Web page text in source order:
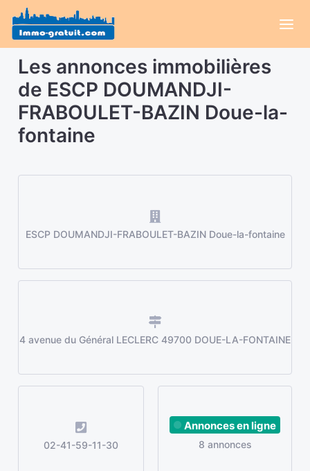
Les annonces immobilières
de ESCP DOUMANDJI-
FRABOULET-BAZIN Doue-la-
fontaine
ESCP DOUMANDJI-FRABOULET-BAZIN Doue-la-fontaine
4 avenue du Général LECLERC 49700 DOUE-LA-FONTAINE
02-41-59-11-30
Annonces en ligne
8 annonces